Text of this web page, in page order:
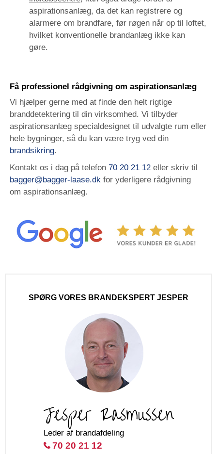
aspirationsanlæg, da det kan registrere og
alarmere om brandfare, før røgen når op til loftet,
hvilket konventionelle brandanlæg ikke kan
gøre.
Få professionel rådgivning om aspirationsanlæg
Vi hjælper gerne med at finde den helt rigtige
branddetektering til din virksomhed. Vi tilbyder
aspirationsanlæg specialdesignet til udvalgte rum eller
hele bygninger, så du kan være tryg ved din
brandsikring.
Kontakt os i dag på telefon 70 20 21 12 eller skriv til
bagger@bagger-laase.dk for yderligere rådgivning
om aspirationsanlæg.
SPØRG VORES BRANDEKSPERT JESPER
Jesper Rasmussen
Leder af brandafdeling
70 20 21 12